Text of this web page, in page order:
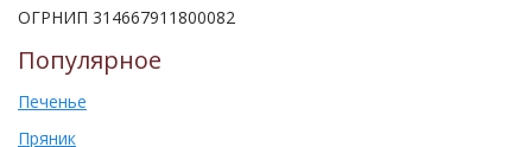
ОГРНИП 314667911800082
Популярное
Печенье
Пряник